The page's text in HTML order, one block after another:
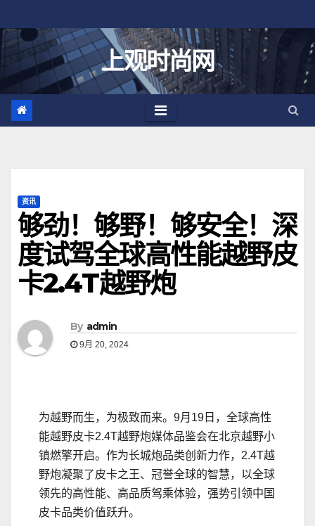
至
上观时尚网
资讯
够劲！够野！够安全！深
度试驾全球高性能越野皮
卡2.4T越野炮
By admin
9月 20, 2024
为越野而生，为极致而来。9月19日，全球高性
能越野皮卡2.4T越野炮媒体品鉴会在北京越野小
镇燃擎开启。作为长城炮品类创新力作，2.4T越
野炮凝聚了皮卡之王、冠誉全球的智慧，以全球
领先的高性能、高品质驾乘体验，强势引领中国
皮卡品类价值跃升。